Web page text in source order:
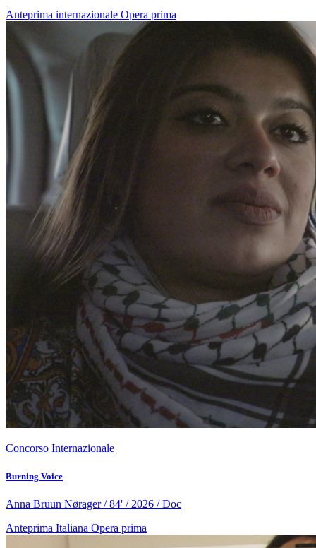
Anteprima internazionale Opera prima
Concorso Internazionale
Burning Voice
Anna Bruun Nørager / 84' / 2026 / Doc
Anteprima Italiana Opera prima